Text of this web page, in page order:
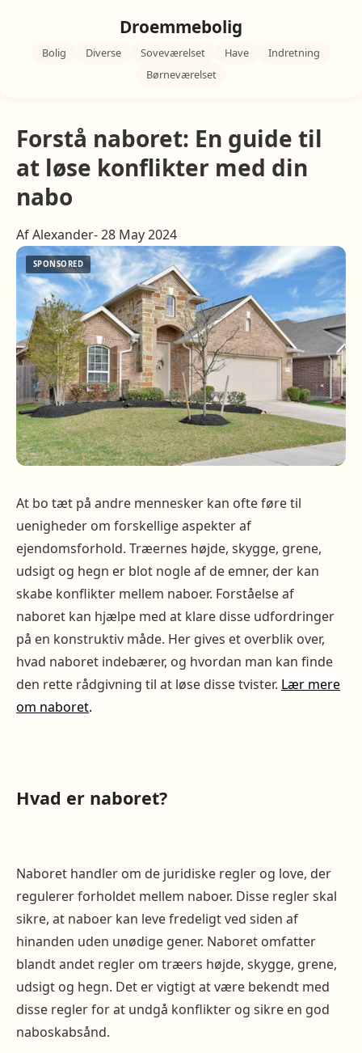
Droemmebolig
Bolig Diverse Soveværelset Have
Indretning
Børneværelset
Forstå naboret: En guide til
at løse konflikter med din
nabo
Af Alexander- 28 May 2024
At bo tæt på andre mennesker kan ofte føre til
uenigheder om forskellige aspekter af
ejendomsforhold. Træernes højde, skygge, grene,
udsigt og hegn er blot nogle af de emner, der kan
skabe konflikter mellem naboer. Forståelse af
naboret kan hjælpe med at klare disse udfordringer
på en konstruktiv måde. Her gives et overblik over,
hvad naboret indebærer, og hvordan man kan finde
den rette rådgivning til at løse disse tvister. Lær mere
om naboret.
Hvad er naboret?
Naboret handler om de juridiske regler og love, der
regulerer forholdet mellem naboer. Disse regler skal
sikre, at naboer kan leve fredeligt ved siden af
hinanden uden unødige gener. Naboret omfatter
blandt andet regler om træers højde, skygge, grene,
udsigt og hegn. Det er vigtigt at være bekendt med
disse regler for at undgå konflikter og sikre en god
naboskabsånd.